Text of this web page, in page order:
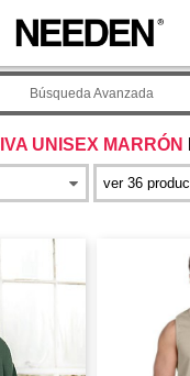
en app!
UNISEX MARRÓN
Búsqueda Avanzada